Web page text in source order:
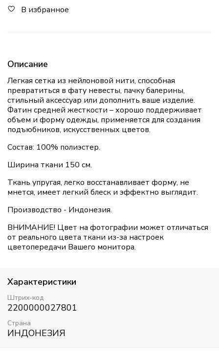
В избранное
Описание
Легкая сетка из нейлоновой нити, способная
превратиться в фату невесты, пачку балерины,
стильный аксессуар или дополнить ваше изделие.
Фатин средней жесткости – хорошо поддерживает
объем и форму одежды, применяется для создания
подъюбников, искусственных цветов.
Состав: 100% полиэстер.
Ширина ткани 150 см.
Ткань упругая, легко восстанавливает форму, не
мнется, имеет легкий блеск и эффектно выглядит.
Производство - Индонезия.
ВНИМАНИЕ! Цвет на фотографии может отличаться
от реального цвета ткани из-за настроек
цветопередачи Вашего монитора.
Характеристики
Штрих-код
2200000027801
Страна
ИНДОНЕЗИЯ